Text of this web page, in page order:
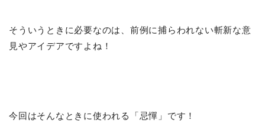
そういうときに必要なのは、前例に捕らわれない斬新な意
見やアイデアですよね！
今回はそんなときに使われる「忌憚」です！